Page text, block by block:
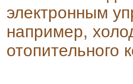
электронным
например,
отопительного